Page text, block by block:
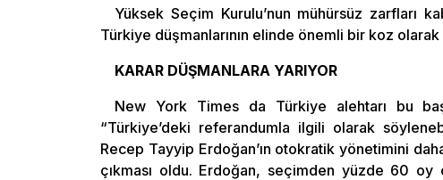
Yüksek Seçim Kurulu’nun mühürsüz zarfları
Türkiye düşmanlarının elinde önemli bir koz
KARAR DÜŞMANLARA YARIYOR
New York Times da Türkiye alehtarı bu
“Türkiye’deki referandumla ilgili olarak
Recep Tayyip Erdoğan’ın otokratik yönetimini
çıkması oldu. Erdoğan, seçimden yüzde 60 oy